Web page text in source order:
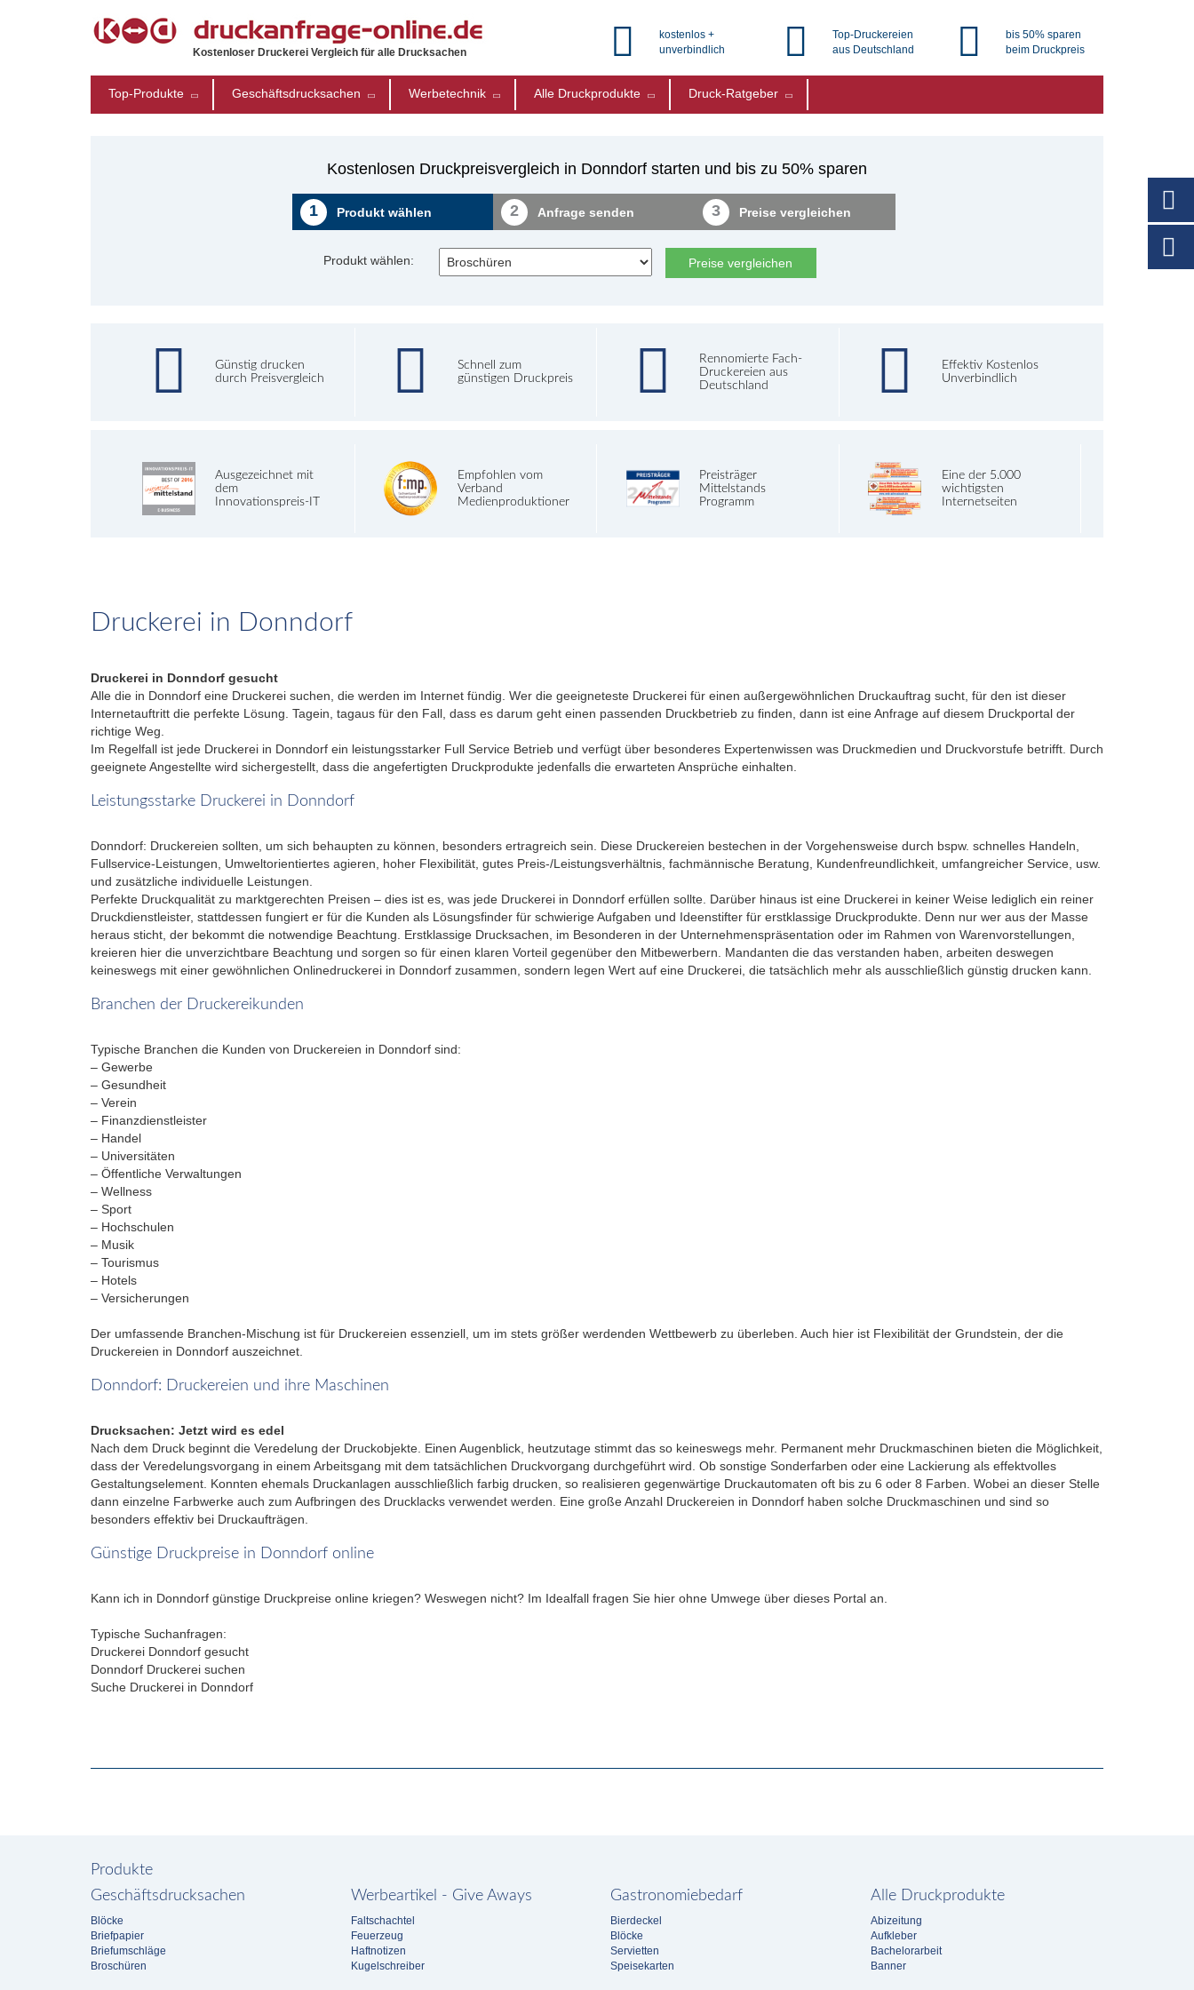
Kostenloser Druckerei Vergleich für alle Drucksachen
kostenlos +
unverbindlich
Top-Druckereien
aus Deutschland
bis 50% sparen
beim Druckpreis
Top-Produkte Geschäftsdrucksachen Werbetechnik Alle Druckprodukte Druck-Ratgeber
Kostenlosen Druckpreisvergleich in Donndorf starten und bis zu 50% sparen
1 Produkt wählen 2 Anfrage senden 3 Preise vergleichen
Produkt wählen: Preise vergleichen
Günstig drucken
durch Preisvergleich
Schnell zum
günstigen Druckpreis
Rennomierte Fach-
Druckereien aus
Deutschland
Effektiv Kostenlos
Unverbindlich
Ausgezeichnet mit
dem
Innovationspreis-IT
Empfohlen vom
Verband
Medienproduktioner
Preisträger
Mittelstands
Programm
Eine der 5.000
wichtigsten
Internetseiten
Druckerei in Donndorf
Druckerei in Donndorf gesucht
Alle die in Donndorf eine Druckerei suchen, die werden im Internet fündig. Wer die geeigneteste Druckerei für einen außergewöhnlichen Druckauftrag sucht, für den ist dieser
Internetauftritt die perfekte Lösung. Tagein, tagaus für den Fall, dass es darum geht einen passenden Druckbetrieb zu finden, dann ist eine Anfrage auf diesem Druckportal der
richtige Weg.
Im Regelfall ist jede Druckerei in Donndorf ein leistungsstarker Full Service Betrieb und verfügt über besonderes Expertenwissen was Druckmedien und Druckvorstufe betrifft. Durch
geeignete Angestellte wird sichergestellt, dass die angefertigten Druckprodukte jedenfalls die erwarteten Ansprüche einhalten.
Leistungsstarke Druckerei in Donndorf
Donndorf: Druckereien sollten, um sich behaupten zu können, besonders ertragreich sein. Diese Druckereien bestechen in der Vorgehensweise durch bspw. schnelles Handeln,
Fullservice-Leistungen, Umweltorientiertes agieren, hoher Flexibilität, gutes Preis-/Leistungsverhältnis, fachmännische Beratung, Kundenfreundlichkeit, umfangreicher Service, usw.
und zusätzliche individuelle Leistungen.
Perfekte Druckqualität zu marktgerechten Preisen – dies ist es, was jede Druckerei in Donndorf erfüllen sollte. Darüber hinaus ist eine Druckerei in keiner Weise lediglich ein reiner
Druckdienstleister, stattdessen fungiert er für die Kunden als Lösungsfinder für schwierige Aufgaben und Ideenstifter für erstklassige Druckprodukte. Denn nur wer aus der Masse
heraus sticht, der bekommt die notwendige Beachtung. Erstklassige Drucksachen, im Besonderen in der Unternehmenspräsentation oder im Rahmen von Warenvorstellungen,
kreieren hier die unverzichtbare Beachtung und sorgen so für einen klaren Vorteil gegenüber den Mitbewerbern. Mandanten die das verstanden haben, arbeiten deswegen
keineswegs mit einer gewöhnlichen Onlinedruckerei in Donndorf zusammen, sondern legen Wert auf eine Druckerei, die tatsächlich mehr als ausschließlich günstig drucken kann.
Branchen der Druckereikunden
Typische Branchen die Kunden von Druckereien in Donndorf sind:
– Gewerbe
– Gesundheit
– Verein
– Finanzdienstleister
– Handel
– Universitäten
– Öffentliche Verwaltungen
– Wellness
– Sport
– Hochschulen
– Musik
– Tourismus
– Hotels
– Versicherungen
Der umfassende Branchen-Mischung ist für Druckereien essenziell, um im stets größer werdenden Wettbewerb zu überleben. Auch hier ist Flexibilität der Grundstein, der die
Druckereien in Donndorf auszeichnet.
Donndorf: Druckereien und ihre Maschinen
Drucksachen: Jetzt wird es edel
Nach dem Druck beginnt die Veredelung der Druckobjekte. Einen Augenblick, heutzutage stimmt das so keineswegs mehr. Permanent mehr Druckmaschinen bieten die Möglichkeit,
dass der Veredelungsvorgang in einem Arbeitsgang mit dem tatsächlichen Druckvorgang durchgeführt wird. Ob sonstige Sonderfarben oder eine Lackierung als effektvolles
Gestaltungselement. Konnten ehemals Druckanlagen ausschließlich farbig drucken, so realisieren gegenwärtige Druckautomaten oft bis zu 6 oder 8 Farben. Wobei an dieser Stelle
dann einzelne Farbwerke auch zum Aufbringen des Drucklacks verwendet werden. Eine große Anzahl Druckereien in Donndorf haben solche Druckmaschinen und sind so
besonders effektiv bei Druckaufträgen.
Günstige Druckpreise in Donndorf online
Kann ich in Donndorf günstige Druckpreise online kriegen? Weswegen nicht? Im Idealfall fragen Sie hier ohne Umwege über dieses Portal an.
Typische Suchanfragen:
Druckerei Donndorf gesucht
Donndorf Druckerei suchen
Suche Druckerei in Donndorf
Produkte
Geschäftsdrucksachen
Blöcke
Briefpapier
Briefumschläge
Broschüren
Werbeartikel - Give Aways
Faltschachtel
Feuerzeug
Haftnotizen
Kugelschreiber
Gastronomiebedarf
Bierdeckel
Blöcke
Servietten
Speisekarten
Alle Druckprodukte
Abizeitung
Aufkleber
Bachelorarbeit
Banner